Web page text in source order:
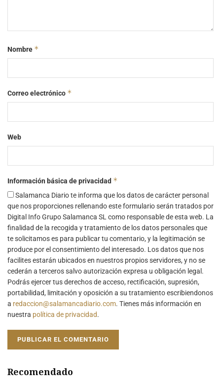
Nombre *
Correo electrónico *
Web
Información básica de privacidad *
Salamanca Diario te informa que los datos de carácter personal
que nos proporciones rellenando este formulario serán tratados por
Digital Info Grupo Salamanca SL como responsable de esta web. La
finalidad de la recogida y tratamiento de los datos personales que
te solicitamos es para publicar tu comentario, y la legitimación se
produce por el consentimiento del interesado. Los datos que nos
facilites estarán ubicados en nuestros propios servidores, y no se
cederán a terceros salvo autorización expresa u obligación legal.
Podrás ejercer tus derechos de acceso, rectificación, supresión,
portabilidad, limitación y oposición a su tratamiento escribiendonos
a redaccion@salamancadiario.com. Tienes más información en
nuestra política de privacidad.
Recomendado